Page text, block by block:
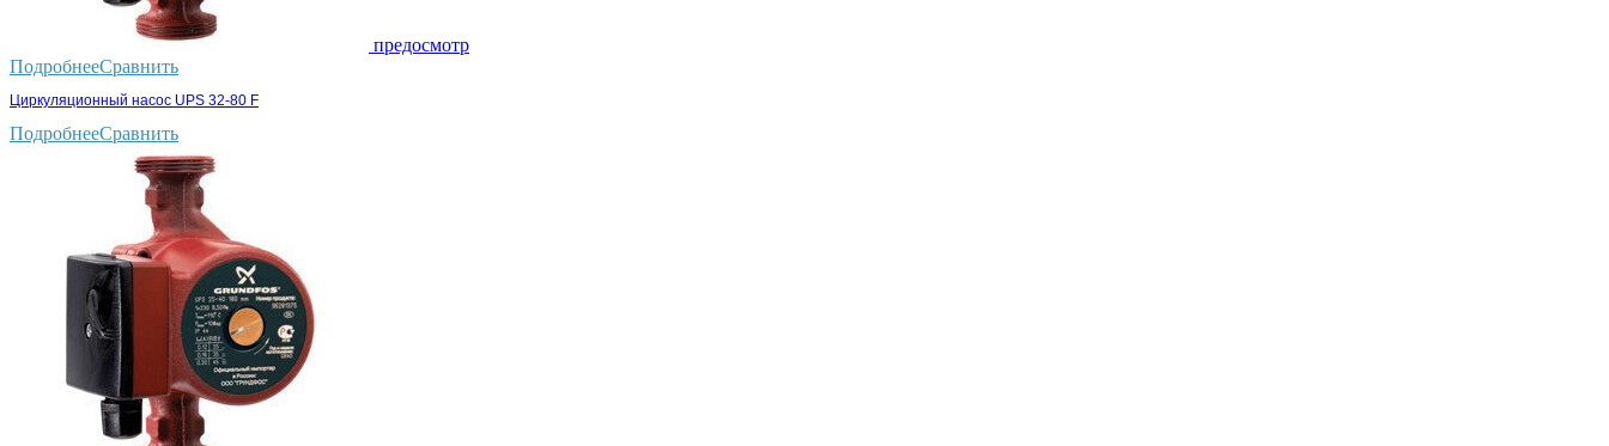
предосмотр
ПодробнееСравнить
Циркуляционный насос UPS 32-80 F
ПодробнееСравнить